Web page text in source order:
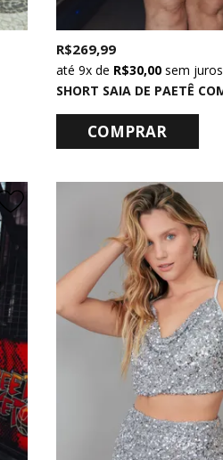
R$ 269,99
9xde R$ 30,00 sem juros
COMPRAR